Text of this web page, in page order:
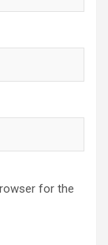
for the